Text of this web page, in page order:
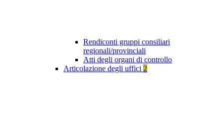
Rendiconti gruppi consiliari
regionali/provinciali
Atti degli organi di controllo
Articolazione degli uffici 2